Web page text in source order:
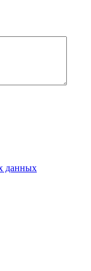
данных